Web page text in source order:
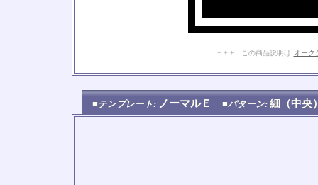
+ + + この商品説明は オーク
■テンプレート: ノーマルＥ ■パターン: 細（中